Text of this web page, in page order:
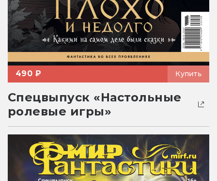
490 ₽ Купить
Спецвыпуск «Настольные
ролевые игры»